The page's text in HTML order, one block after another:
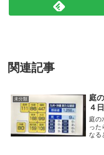
関連記事
未分類
庭
４日
庭の
った
なる